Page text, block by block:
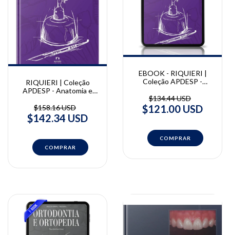
RIQUIERI | Coleção
APDESP - Anatomia e
2° Edição | Hilton Riquieri
$158.16 USD
$142.34 USD
EBOOK - RIQUIERI |
Coleção APDESP -
dental - Vol. I - 2° Edição |
Hilton Riquieri
$134.44 USD
$121.00 USD